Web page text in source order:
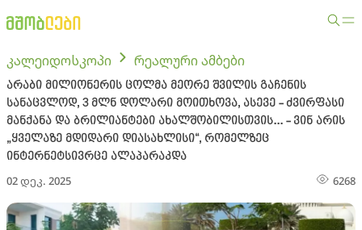
კალეიდოსკოპი რეალური ამბები
არაბი მილიონერის ცოლმა მეორე შვილის გაჩენის
სანაცვლოდ, 3 მლნ დოლარი მოითხოვა, ასევე - ძვირფასი
მანქანა და ბრილიანტები ახალშობილისთვის... - ვინ არის
„ყველაზე მდიდარი დიასახლისი“, რომელზეც
ინტერნეტსივრცე ალაპარაკდა
02 დეკ. 2025 6268